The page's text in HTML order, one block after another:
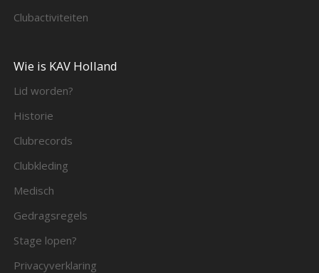
Clubactiviteiten
Wie is KAV Holland
Lid worden?
Historie
Clubrecords
Clubkleding
Medisch
Gedragsregels
Stage lopen?
Privacyverklaring